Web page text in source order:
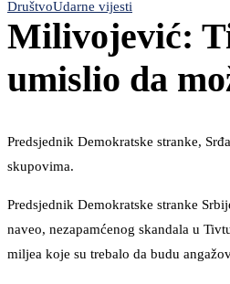
DruštvoUdarne vijesti
Milivojević:
umislio da
Predsjednik Demokratske stranke,
skupovima.
Predsjednik Demokratske stranke
naveo, nezapamćenog skandala u
miljea koje su trebalo da budu